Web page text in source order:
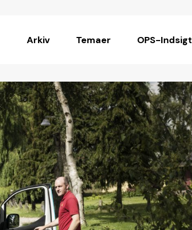
Arkiv Temaer OPS-Indsigt